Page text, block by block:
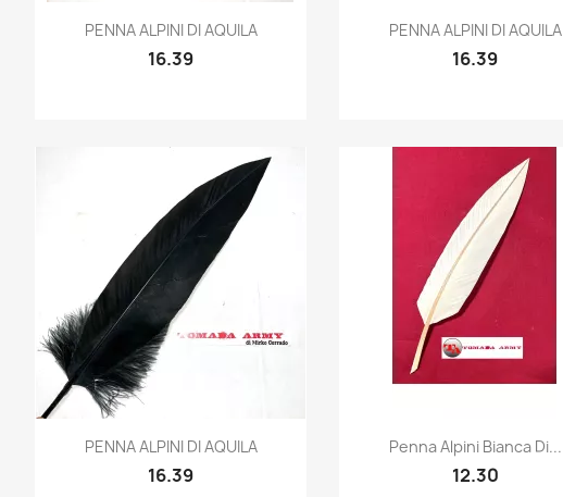
 Quick view
PENNA ALPINI DI AQUILA
16.39
 Quick view
PENNA ALPINI DI AQUILA
16.39
 Quick view
PENNA ALPINI DI AQUILA
16.39
Quick view
Penna Alpini Bianca Di...
12.30